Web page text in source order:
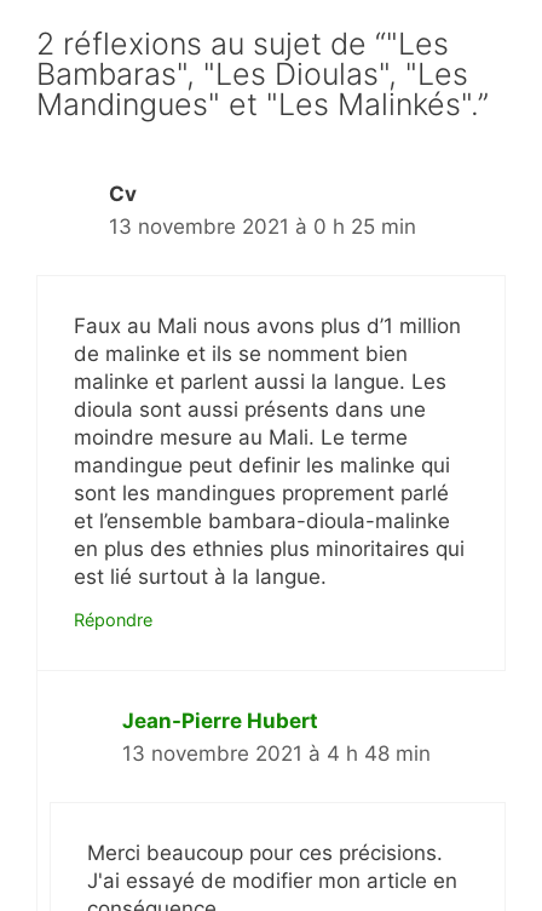
2 réflexions au sujet de “"Les
Bambaras", "Les Dioulas", "Les
Mandingues" et "Les Malinkés".”
Cv
13 novembre 2021 à 0 h 25 min
Faux au Mali nous avons plus d’1 million
de malinke et ils se nomment bien
malinke et parlent aussi la langue. Les
dioula sont aussi présents dans une
moindre mesure au Mali. Le terme
mandingue peut definir les malinke qui
sont les mandingues proprement parlé
et l’ensemble bambara-dioula-malinke
en plus des ethnies plus minoritaires qui
est lié surtout à la langue.
Répondre
Jean-Pierre Hubert
13 novembre 2021 à 4 h 48 min
Merci beaucoup pour ces précisions.
J'ai essayé de modifier mon article en